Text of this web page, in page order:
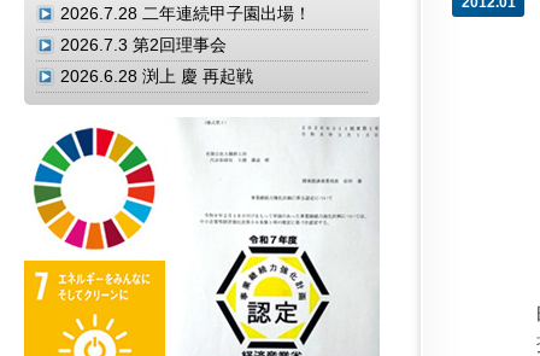
2026.7.28 二年連続甲子園出場！
2026.7.3 第2回理事会
2026.6.28 渕上 慶 再起戦